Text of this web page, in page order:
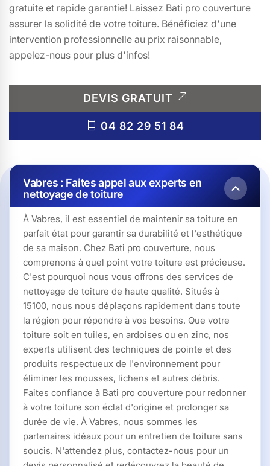
gratuite et rapide garantie! Laissez Bati pro couverture
assurer la solidité de votre toiture. Bénéficiez d'une
intervention professionnelle au prix raisonnable,
appelez-nous pour plus d'infos!
DEVIS GRATUIT
04 82 29 51 84
Vabres : Faites appel aux experts en
nettoyage de toiture
À Vabres, il est essentiel de maintenir sa toiture en
parfait état pour garantir sa durabilité et l'esthétique
de sa maison. Chez Bati pro couverture, nous
comprenons à quel point votre toiture est précieuse.
C'est pourquoi nous vous offrons des services de
nettoyage de toiture de haute qualité. Situés à
15100, nous nous déplaçons rapidement dans toute
la région pour répondre à vos besoins. Que votre
toiture soit en tuiles, en ardoises ou en zinc, nos
experts utilisent des techniques de pointe et des
produits respectueux de l'environnement pour
éliminer les mousses, lichens et autres débris.
Faites confiance à Bati pro couverture pour redonner
à votre toiture son éclat d'origine et prolonger sa
durée de vie. À Vabres, nous sommes les
partenaires idéaux pour un entretien de toiture sans
soucis. N'attendez plus, contactez-nous pour un